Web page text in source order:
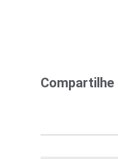
Compartilhe